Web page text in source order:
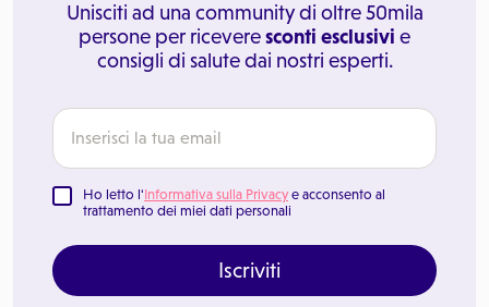
Unisciti ad una community di oltre 50mila
persone per riceveresconti esclusivi e
consigli di salute dai nostri esperti.
Ho letto l'Informativa sulla Privacy e acconsento al
trattamento dei miei dati personali
Iscriviti